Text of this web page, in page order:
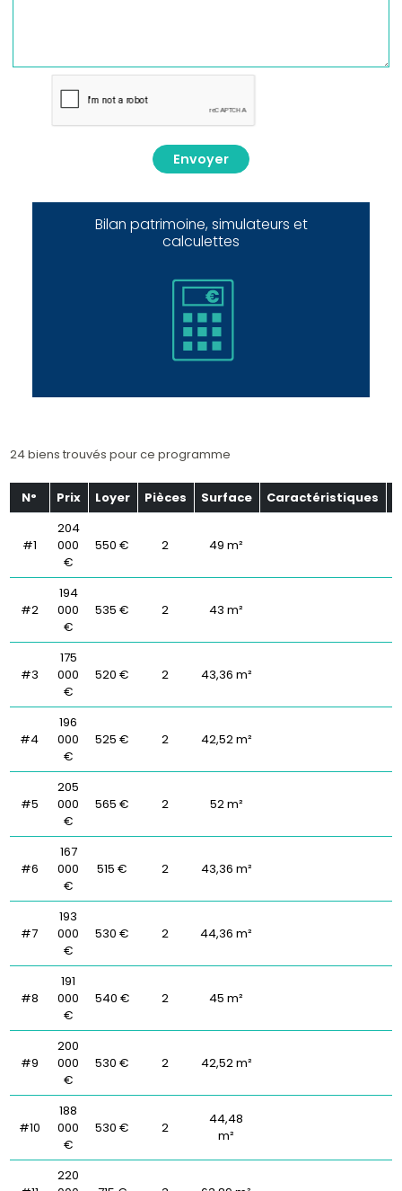
Envoyer
Bilan patrimoine, simulateurs et
calculettes
24 biens trouvés pour ce programme
N° Prix Loyer Pièces Surface Caractéristiques
#1
204
000
€
550 € 2 49 m²
#2
194
000
€
535 € 2 43 m²
#3
175
000
€
520 € 2 43,36 m²
#4
196
000
€
525 € 2 42,52 m²
#5
205
000
€
565 € 2 52 m²
#6
167
000
€
515 € 2 43,36 m²
#7
193
000
€
530 € 2 44,36 m²
#8
191
000
€
540 € 2 45 m²
#9
200
000
€
530 € 2 42,52 m²
#10
188
000
€
530 € 2
44,48
m²
220